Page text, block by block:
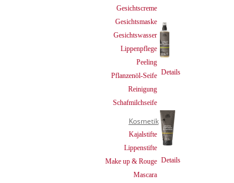
Gesichtscreme
Gesichtsmaske
Gesichtswasser
Lippenpflege
Peeling
Pflanzenöl-Seife
Reinigung
Schafmilchseife
Kosmetik
Kajalstifte
Lippenstifte
Make up & Rouge
Mascara
Details
Details